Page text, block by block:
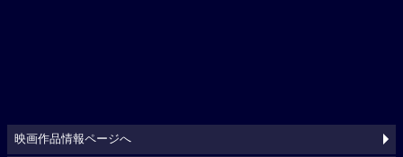
映画作品情報ページへ